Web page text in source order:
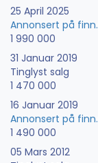
25 April 2025
Annonsert på
1 990 000
31 Januar 2019
Tinglyst salg
1 470 000
16 Januar 2019
Annonsert på
1 490 000
05 Mars 2012